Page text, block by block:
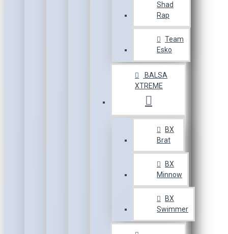
Shad
Rap
Team
Esko
BALSA
XTREME
BX
Brat
BX
Minnow
BX
Swimmer